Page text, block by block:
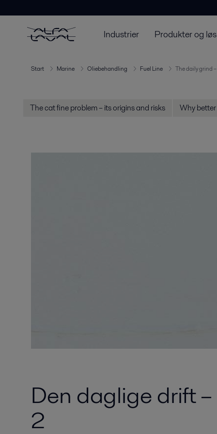
Industrier Produkter og
Start Marine Oliebehandling Fuel Line The daily grind
The cat fine problem – its origins and risks Why
Den daglige drift
2